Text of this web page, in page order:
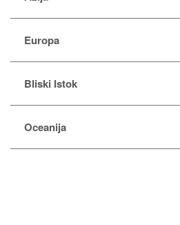
Centralni Azijci
Filipinci, Indonežani i Maležani
Inuiti
Japanski i korejski
Južni Azijci
Kinezi i Vijetnamci
Mongolci
Europa
Bliski Istok
Oceanija